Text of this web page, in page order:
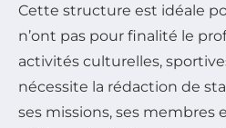
Cette structure est idéale
n’ont pas pour finalité le
activités culturelles,
nécessite la rédaction de
ses missions, ses membres